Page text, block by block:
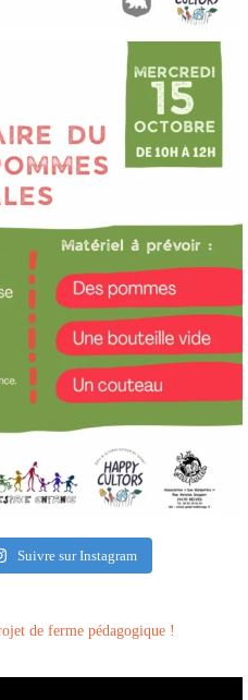
Suivre sur Instagram
de ferme pédagogique !